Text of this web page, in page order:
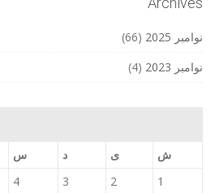
نوامبر 2025
(66)
نوامبر 2023
(4)
ش
ی د س
1
2
3
4